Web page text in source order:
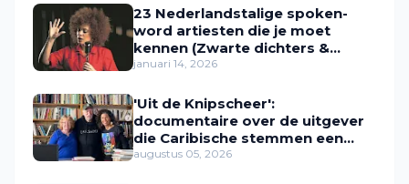
23 Nederlandstalige spoken-
word artiesten die je moet
kennen (Zwarte dichters &
performers in Nederland)
januari 14, 2026
'Uit de Knipscheer':
documentaire over de uitgever
die Caribische stemmen een
plek gaf
augustus 05, 2026